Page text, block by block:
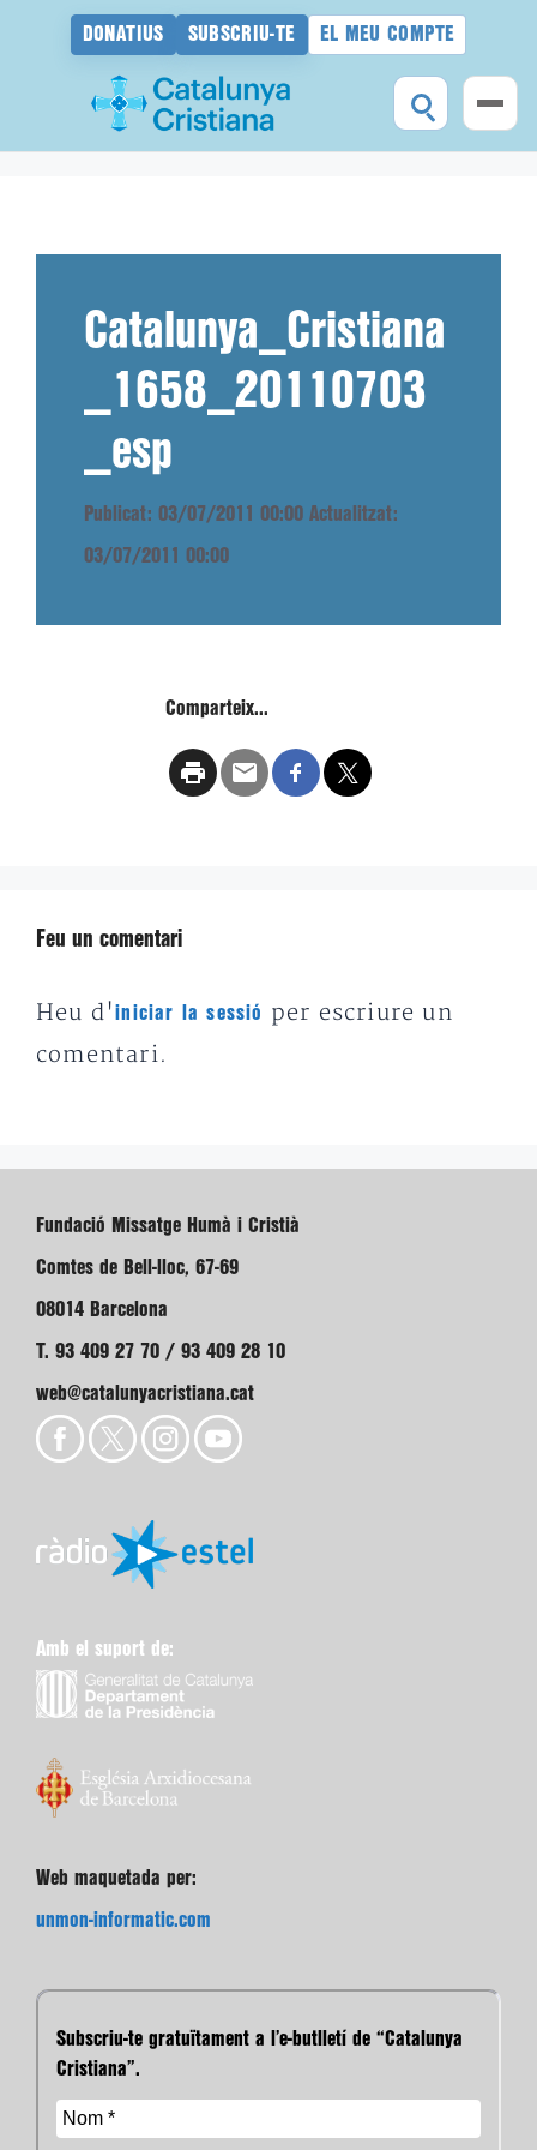
DONATIUS SUBSCRIU-TE EL MEU COMPTE
Catalunya_Cristiana
_1658_20110703
_esp
Publicat: 03/07/2011 00:00 Actualitzat:
03/07/2011 00:00
Comparteix...
Feu un comentari
Heu d'iniciar la sessió
per escriure un
comentari.
Fundació Missatge Humà i Cristià
Comtes de Bell-lloc, 67-69
08014 Barcelona
T. 93 409 27 70 / 93 409 28 10
web@catalunyacristiana.cat
Amb el suport de:
Web maquetada per:
unmon-informatic.com
Subscriu-te gratuïtament a l’e-butlletí de “Catalunya
Cristiana”.